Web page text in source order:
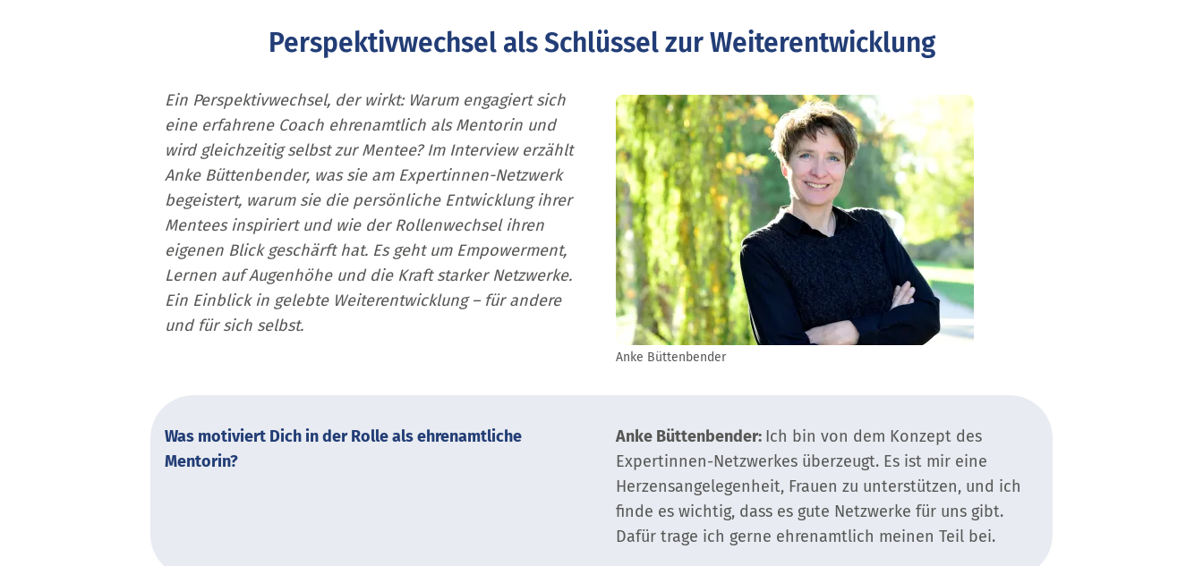
Perspektivwechsel als Schlüssel zur Weiterentwicklung
Ein Perspektivwechsel, der wirkt: Warum engagiert sich
eine erfahrene Coach ehrenamtlich als Mentorin und
wird gleichzeitig selbst zur Mentee? Im Interview erzählt
Anke Büttenbender, was sie am Expertinnen-Netzwerk
begeistert, warum sie die persönliche Entwicklung ihrer
Mentees inspiriert und wie der Rollenwechsel ihren
eigenen Blick geschärft hat. Es geht um Empowerment,
Lernen auf Augenhöhe und die Kraft starker Netzwerke.
Ein Einblick in gelebte Weiterentwicklung – für andere
und für sich selbst.
Anke Büttenbender
Was motiviert Dich in der Rolle als ehrenamtliche
Mentorin?
Anke Büttenbender: Ich bin von dem Konzept des
Expertinnen-Netzwerkes überzeugt. Es ist mir eine
Herzensangelegenheit, Frauen zu unterstützen, und ich
finde es wichtig, dass es gute Netzwerke für uns gibt.
Dafür trage ich gerne ehrenamtlich meinen Teil bei.